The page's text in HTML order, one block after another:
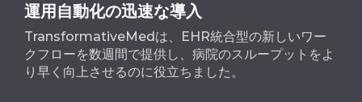
運用自動化の迅速な導入
TransformativeMedは、EHR統合型の新しいワー
クフローを数週間で提供し、病院のスループットをよ
り早く向上させるのに役立ちました。